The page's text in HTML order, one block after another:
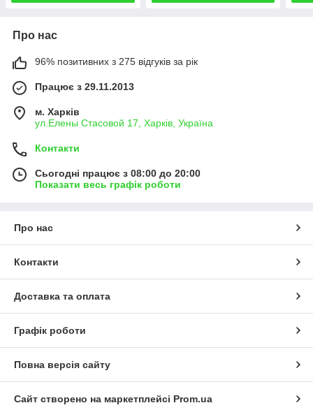
Про нас
96% позитивних з 275 відгуків за рік
Працює з 29.11.2013
м. Харків
ул.Елены Стасовой 17, Харків, Україна
Контакти
Сьогодні працює з 08:00 до 20:00
Показати весь графік роботи
Про нас
Контакти
Доставка та оплата
Графік роботи
Повна версія сайту
Сайт створено на маркетплейсі Prom.ua